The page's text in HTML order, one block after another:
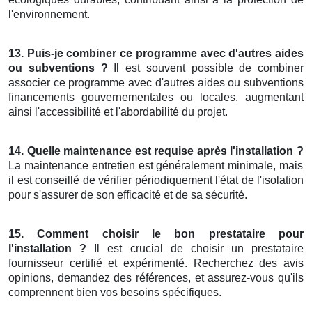
l'environnement.
13. Puis-je combiner ce programme avec d'autres aides
ou subventions ? Il est souvent possible de combiner
associer ce programme avec d'autres aides ou subventions
financements gouvernementales ou locales, augmentant
ainsi l'accessibilité et l'abordabilité du projet.
14. Quelle maintenance est requise après l'installation ?
La maintenance entretien est généralement minimale, mais
il est conseillé de vérifier périodiquement l'état de l'isolation
pour s'assurer de son efficacité et de sa sécurité.
15. Comment choisir le bon prestataire pour
l'installation ? Il est crucial de choisir un prestataire
fournisseur certifié et expérimenté. Recherchez des avis
opinions, demandez des références, et assurez-vous qu'ils
comprennent bien vos besoins spécifiques.